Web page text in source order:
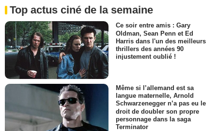
Top actus ciné de la semaine
Ce soir entre amis : Gary
Oldman, Sean Penn et Ed
Harris dans l'un des meilleurs
thrillers des années 90
injustement oublié !
Même si l’allemand est sa
langue maternelle, Arnold
Schwarzenegger n’a pas eu le
droit de doubler son propre
personnage dans la saga
Terminator